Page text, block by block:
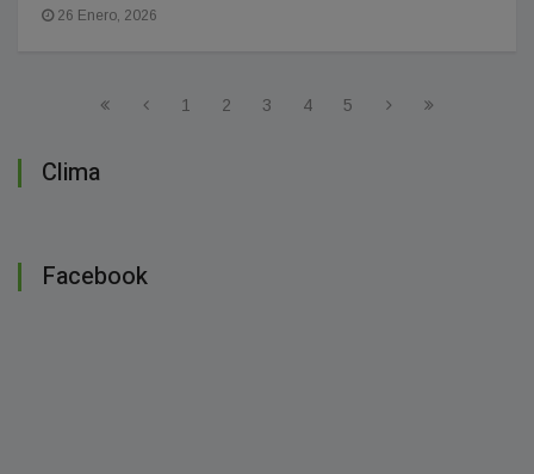
26 Enero, 2026
1 2 3 4 5
Clima
Facebook